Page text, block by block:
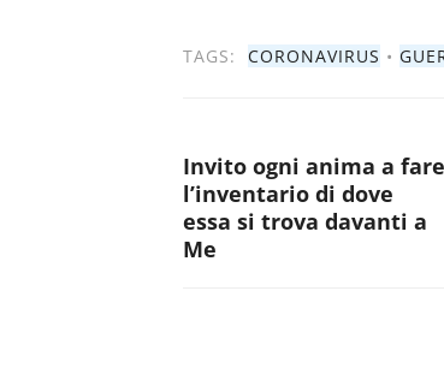
TAGS: CORONAVIRUS •
Invito ogni anima a fare
l’inventario di dove
essa si trova davanti a
Me